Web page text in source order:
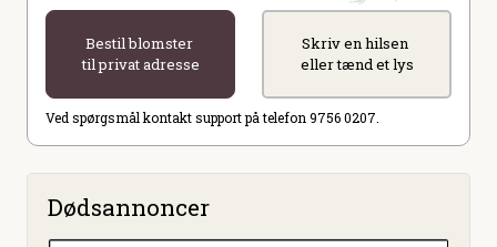
Bestil blomster
til privat adresse
Skriv en hilsen
eller tænd et lys
Ved spørgsmål kontakt support på telefon 9756 0207.
Dødsannoncer